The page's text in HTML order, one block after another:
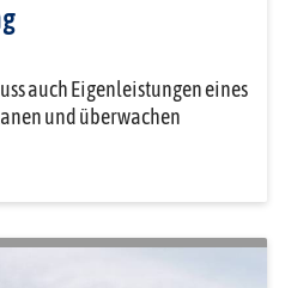
auch Eigenleistungen eines
und überwachen